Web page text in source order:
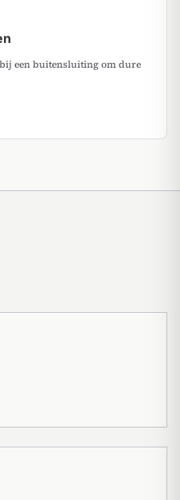
een buitensluiting om dure